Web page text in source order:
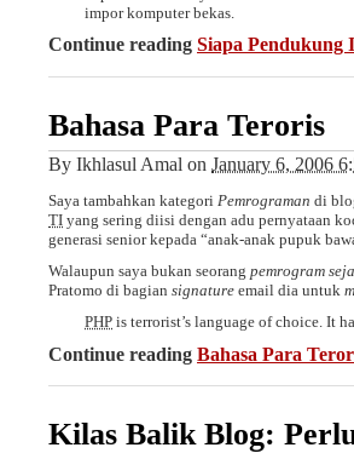
impor komputer bekas.
Continue reading Siapa Pendukung
Bahasa Para Teroris
By Ikhlasul Amal on January 6, 2006
Saya tambahkan kategori Pemrograman di
TI yang sering diisi dengan adu pernyataan
generasi senior kepada “anak-anak pupuk
Walaupun saya bukan seorang pemrogram
Pratomo di bagian signature email dia untuk
PHP is terrorist’s language of choice. It
Continue reading Bahasa Para
Kilas Balik Blog: